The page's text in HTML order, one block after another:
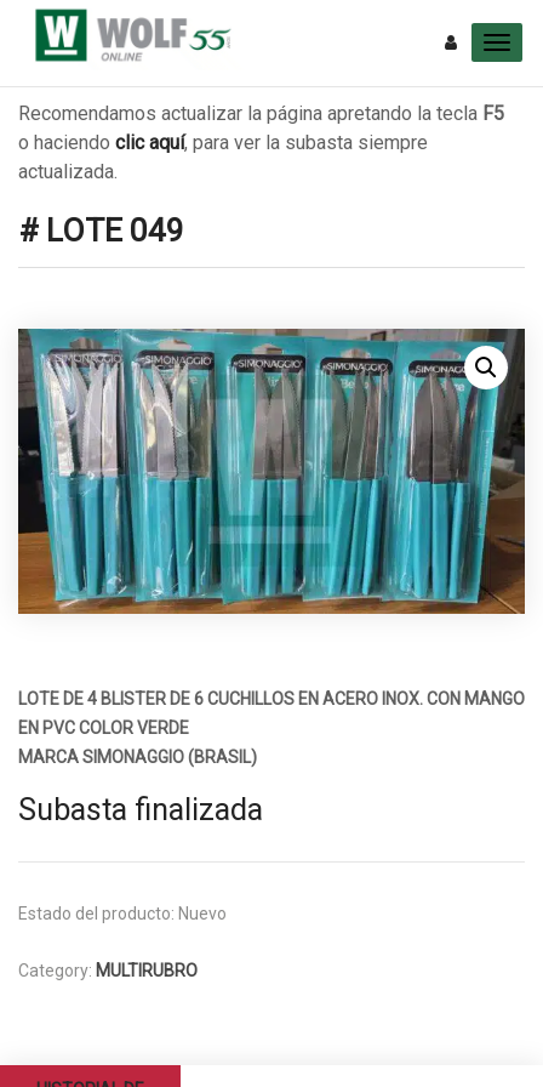
Recomendamos actualizar la página apretando la tecla F5
o haciendo clic aquí, para ver la subasta siempre
actualizada.
# LOTE 049
LOTE DE 4 BLISTER DE 6 CUCHILLOS EN ACERO INOX. CON MANGO
EN PVC COLOR VERDE
MARCA SIMONAGGIO (BRASIL)
Subasta finalizada
Estado del producto: Nuevo
Category: MULTIRUBRO